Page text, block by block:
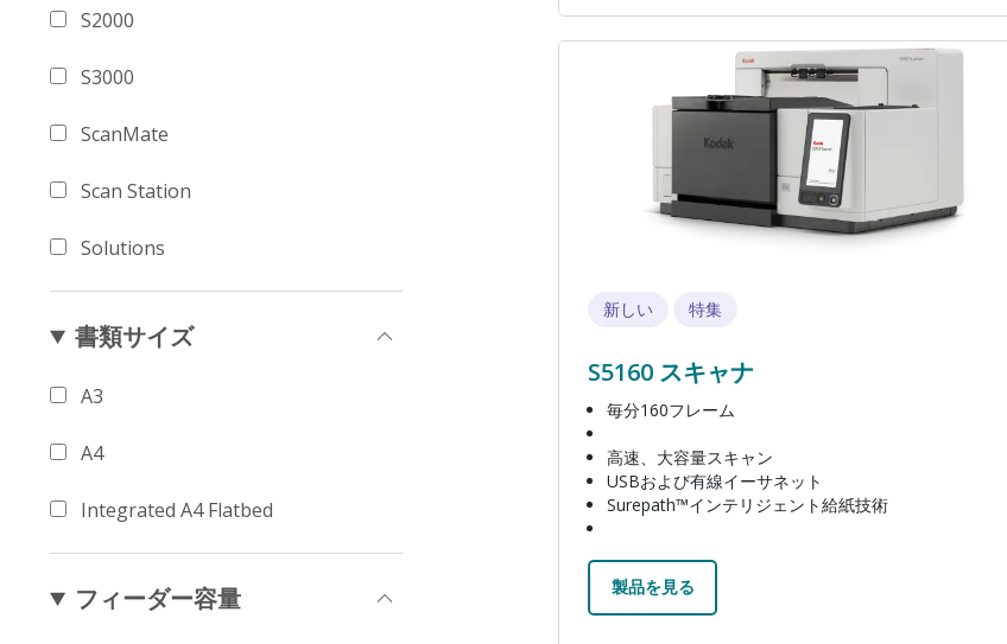
S2000
S3000
ScanMate
Scan Station
Solutions
書類サイズ
A3
A4
Integrated A4 Flatbed
フィーダー容量
新しい 特集
S5160 スキャナ
毎分160フレーム
高速、大容量スキャン
USBおよび有線イーサネット
Surepath™インテリジェント給紙技術
製品を見る